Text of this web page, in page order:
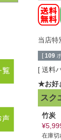
当店特
[ 109
送料
★お好
スク
竹炭
¥
在庫切